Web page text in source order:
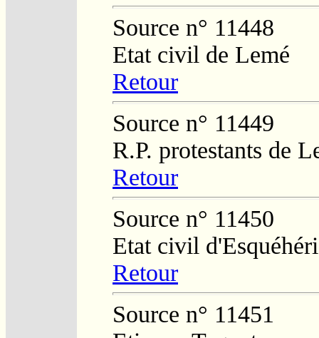
Source n° 11448
Etat civil de Lemé
Retour
Source n° 11449
R.P. protestants de
Retour
Source n° 11450
Etat civil
Retour
Source n° 11451